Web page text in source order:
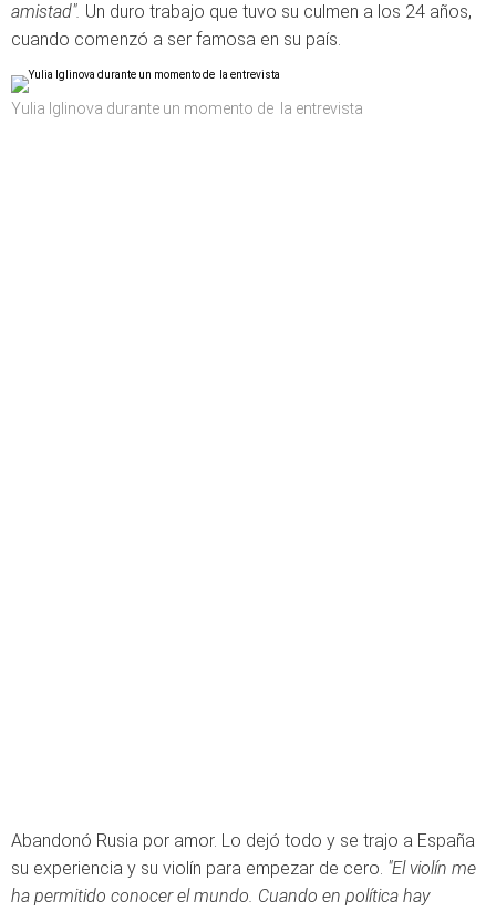
amistad". Un duro trabajo que tuvo su culmen a los 24 años,
cuando comenzó a ser famosa en su país.
Yulia Iglinova durante un momento de la entrevista
Abandonó Rusia por amor. Lo dejó todo y se trajo a España
su experiencia y su violín para empezar de cero. "El violín me
ha permitido conocer el mundo. Cuando en política hay